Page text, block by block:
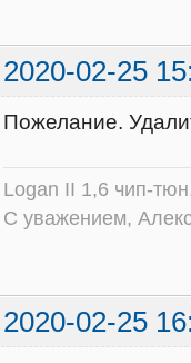
2020-02-25
Пожелание.
Logan II 1,6 чип-
С уважением,
2020-02-25